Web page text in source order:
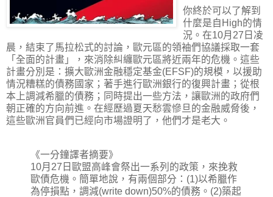
你終於可以了解到
什麼是自High的情
況。在10月27日凌
晨，結束了馬拉松式的討論，歐元區的領袖們協議採取一套
「全面的計畫」，來消除糾纏歐元區將近兩年的危機。這些
計畫分別是：擴大歐洲金融穩定基金(EFSF)的規模，以援助
情況糟糕的債務國家；著手進行歐洲銀行的復興計畫；從根
本上調減希臘的債務；同時提出一些方法，讓歐洲的政府們
朝正確的方向前進。在經歷過夏天愁雲慘旦的金融威脅後，
這些歐洲官員們已經向市場證明了，他們才是老大。
《一分鐘譯者摘要》
10月27日歐盟高峰會祭出一系列的政策，來挽救
歐債危機。簡單地說，有兩個部分：(1)以希臘作
為停損點，調減(write down)50%的債務。(2)築起